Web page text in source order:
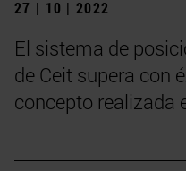
27 | 10 | 2022
El sistema de
de Ceit supera con
concepto realizada